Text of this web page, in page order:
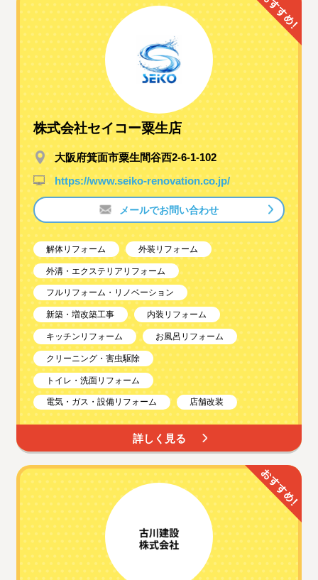
株式会社セイコー粟生店
大阪府箕面市粟生間谷西2-6-1-102
https://www.seiko-renovation.co.jp/
メールでお問い合わせ
解体リフォーム 外装リフォーム
外溝・エクステリアリフォーム
フルリフォーム・リノベーション
新築・増改築工事 内装リフォーム
キッチンリフォーム お風呂リフォーム
クリーニング・害虫駆除
トイレ・洗面リフォーム
電気・ガス・設備リフォーム 店舗改装
詳しく見る